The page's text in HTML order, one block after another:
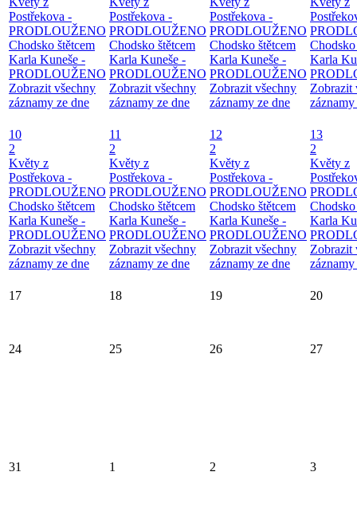
Postřekova -
PRODLOUŽENO
Chodsko štětcem
Karla Kuneše -
PRODLOUŽENO
Zobrazit všechny
záznamy ze dne
Postřekova -
PRODLOUŽENO
Chodsko štětcem
Karla Kuneše -
PRODLOUŽENO
Zobrazit všechny
záznamy ze dne
Postřekova -
PRODLOUŽENO
Chodsko štětcem
Karla Kuneše -
PRODLOUŽENO
Zobrazit všechny
záznamy ze dne
Chodsko
Karla
Zobrazit
10
2
Květy z
Postřekova -
PRODLOUŽENO
Chodsko štětcem
Karla Kuneše -
PRODLOUŽENO
Zobrazit všechny
záznamy ze dne
11
2
Květy z
Postřekova -
PRODLOUŽENO
Chodsko štětcem
Karla Kuneše -
PRODLOUŽENO
Zobrazit všechny
záznamy ze dne
12
2
Květy z
Postřekova -
PRODLOUŽENO
Chodsko štětcem
Karla Kuneše -
PRODLOUŽENO
Zobrazit všechny
záznamy ze dne
13
2
Květy z
Chodsko
Karla
Zobrazit
17 18 19 20
24 25 26 27
31 1 2 3